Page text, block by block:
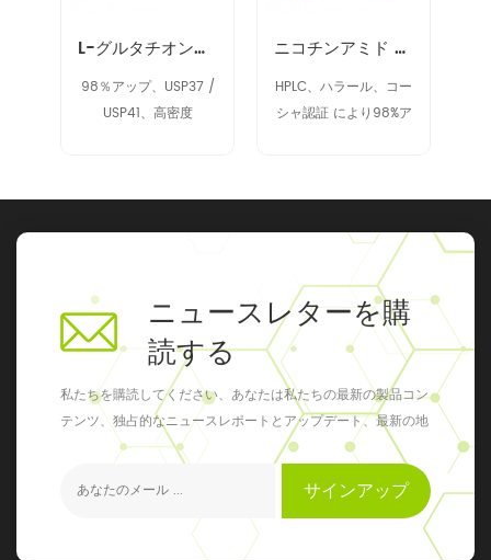
L-グルタチオン削減（GSH）70-18-8
98％アップ、USP37 /
USP41、高密度
ニコチンアミド アデニン ジヌクレオチド NAD 53-84-9
HPLC、ハラール、コー
シャ認証 により98%ア
ニュースレターを購
読する
私たちを購読してください、あなたは私たちの最新の製品コン
テンツ、独占的なニュースレポートとアップデート、最新の地
元のイベントを得ることができます
サインアップ